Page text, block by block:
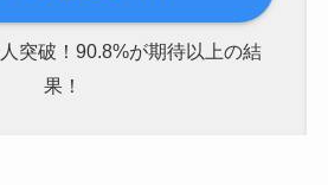
突破！90.8%が期待以上の結
果！